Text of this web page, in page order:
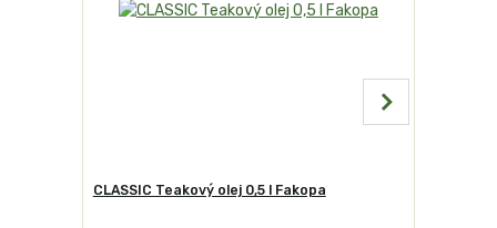
CLASSIC Teakový olej 0,5 l Fakopa